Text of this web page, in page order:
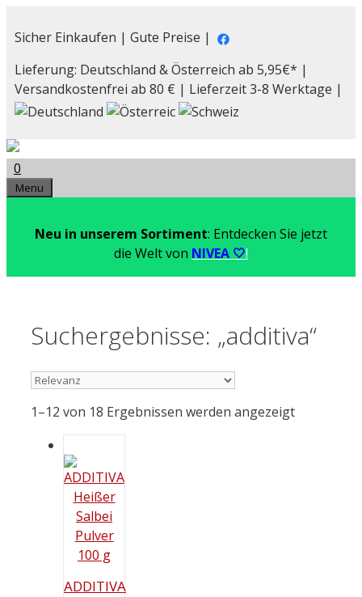
Inhalt
Sicher Einkaufen | Gute Preise |
Lieferung: Deutschland & Österreich ab 5,95€* |
Versandkostenfrei ab 80 € | Lieferzeit 3-8 Werktage |
0
Menu
Neu in unserem Sortiment: Entdecken Sie jetzt
die Welt von NIVEA 🤍!
Suchergebnisse: „additiva“
1–12 von 18 Ergebnissen werden angezeigt
ADDITIVA